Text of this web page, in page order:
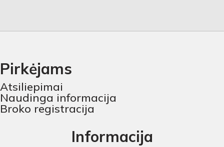
Pirkėjams
Atsiliepimai
Naudinga informacija
Broko registracija
Informacija